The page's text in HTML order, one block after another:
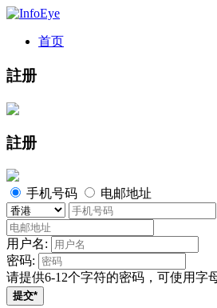
首页
註册
註册
手机号码 电邮地址
用户名:
密码:
请提供6-12个字符的密码，可使用字
提交*